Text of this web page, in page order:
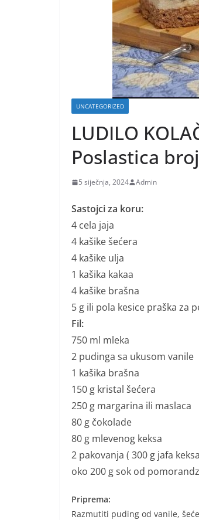
UNCATEGORIZED
LUDILO
Poslastica broj
5 siječnja, 2024 Admin
Sastojci za koru:
4 cela jaja
4 kašike šećera
4 kašike ulja
1 kašika kakaa
4 kašike brašna
5 g ili pola kesice praška za
Fil:
750 ml mleka
2 pudinga sa ukusom vanile
1 kašika brašna
150 g kristal šećera
250 g margarina ili maslaca
80 g čokolade
80 g mlevenog keksa
2 pakovanja ( 300 g jafa
oko 200 g sok od
Priprema:
Razmutiti puding od vanile,